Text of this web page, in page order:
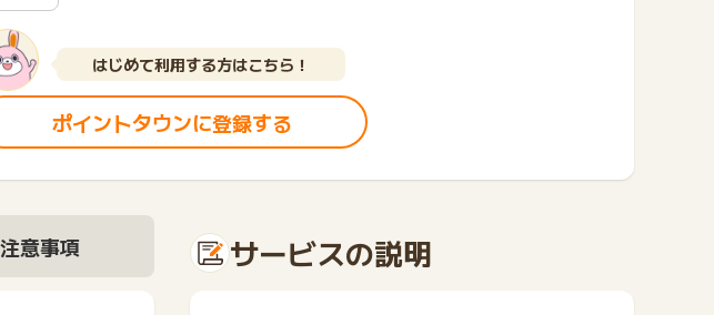
はじめて利用する方はこちら！
ポイントタウンに登録する
注意事項 サービスの説明